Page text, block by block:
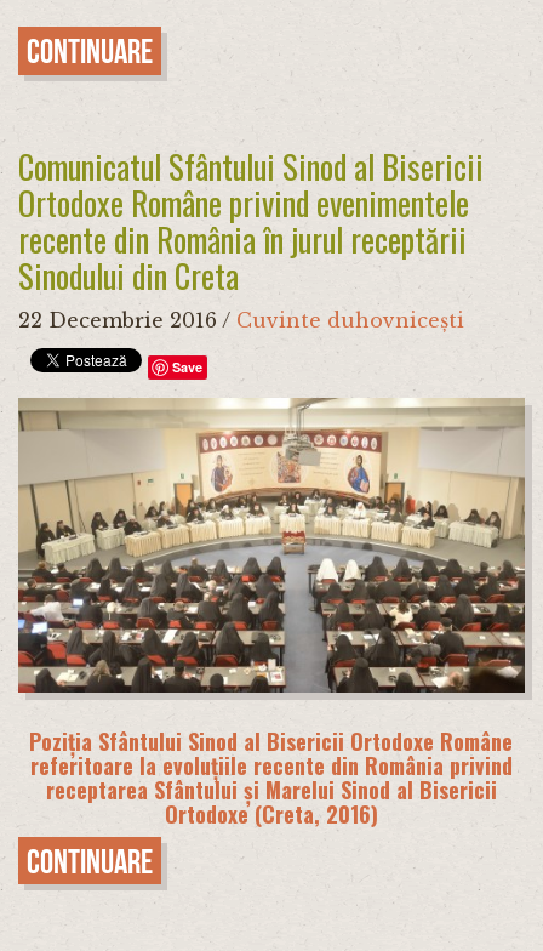
Continuare
Comunicatul Sfântului Sinod al Bisericii
Ortodoxe Române privind evenimentele
recente din România în jurul receptării
Sinodului din Creta
22 Decembrie 2016 / Cuvinte duhovnicești
Save
Poziția Sfântului Sinod al Bisericii Ortodoxe Române
referitoare la evoluțiile recente din România privind
receptarea Sfântului și Marelui Sinod al Bisericii
Ortodoxe (Creta, 2016)
Continuare